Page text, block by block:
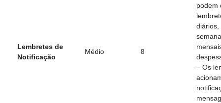
Lembretes de
Notificação
Médio 8
podem
diários,
– Os